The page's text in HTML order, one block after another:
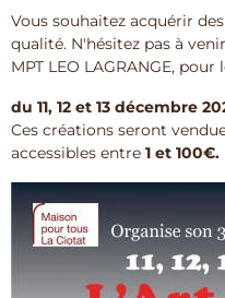
Vous souhaitez acquérir
qualité. N'hésitez pas à
MPT LEO LAGRANGE,
du 11, 12 et 13 décembre
Ces créations seront
accessibles entre 1 et 100€.